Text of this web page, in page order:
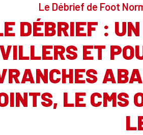
Le Débrief de Foot
DÉBRIEF :
VILLERS ET
LE CMS